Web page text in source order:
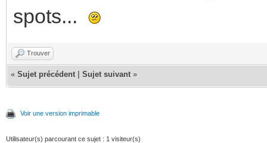
spots...
Trouver
« Sujet précédent Sujet suivant »
Voir une version imprimable
Utilisateur(s) parcourant ce sujet : 1 visiteur(s)